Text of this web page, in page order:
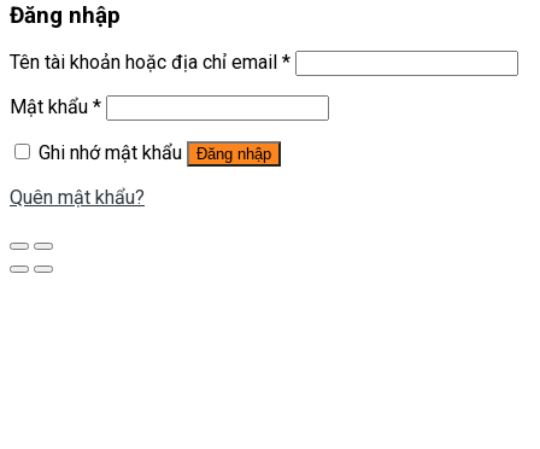
Đăng nhập
Tên tài khoản hoặc địa chỉ email *
Mật khẩu *
Ghi nhớ mật khẩu
Đăng nhập
Quên mật khẩu?